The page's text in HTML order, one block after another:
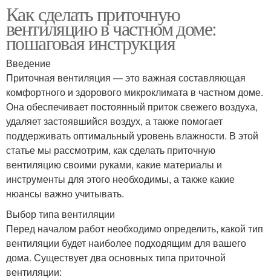
Как сделать приточную
вентиляцию в частном доме:
пошаговая инструкция
Введение
Приточная вентиляция — это важная составляющая
комфортного и здорового микроклимата в частном доме.
Она обеспечивает постоянный приток свежего воздуха,
удаляет застоявшийся воздух, а также помогает
поддерживать оптимальный уровень влажности. В этой
статье мы рассмотрим, как сделать приточную
вентиляцию своими руками, какие материалы и
инструменты для этого необходимы, а также какие
нюансы важно учитывать.
Выбор типа вентиляции
Перед началом работ необходимо определить, какой тип
вентиляции будет наиболее подходящим для вашего
дома. Существует два основных типа приточной
вентиляции: